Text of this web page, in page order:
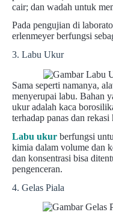
cair; dan wadah untuk
Pada pengujian di
erlenmeyer berfungsi
3. Labu Ukur
Sama seperti namanya,
menyerupai labu. Bahan
ukur adalah kaca
terhadap panas dan rekasi
Labu ukur berfungsi
kimia dalam volume dan
dan konsentrasi bisa
pengenceran.
4. Gelas Piala